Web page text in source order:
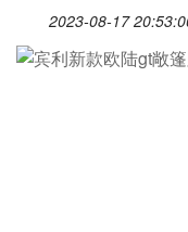
2023-08-17